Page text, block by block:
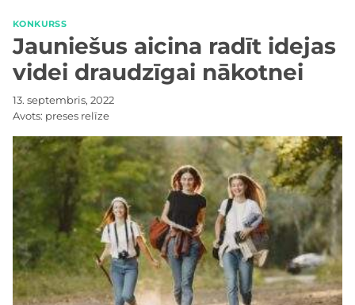
KONKURSS
Jauniešus aicina radīt idejas
videi draudzīgai nākotnei
13. septembris, 2022
Avots: preses relīze